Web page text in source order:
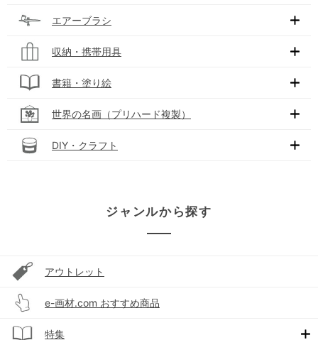
エアーブラシ
収納・携帯用具
書籍・塗り絵
世界の名画（プリハード複製）
DIY・クラフト
ジャンルから探す
アウトレット
e-画材.com おすすめ商品
特集